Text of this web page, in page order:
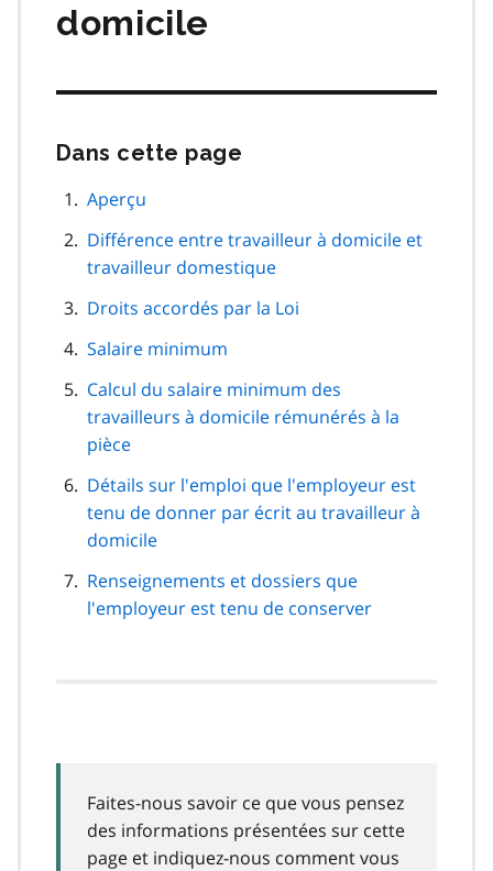
domicile
Dans cette page
page
Aperçu
Différence entre travailleur à domicile et
travailleur domestique
Droits accordés par la Loi
Salaire minimum
Calcul du salaire minimum des
travailleurs à domicile rémunérés à la
pièce
Détails sur l'emploi que l'employeur est
tenu de donner par écrit au travailleur à
domicile
Renseignements et dossiers que
l'employeur est tenu de conserver
Faites-nous savoir ce que vous pensez
des informations présentées sur cette
page et indiquez-nous comment vous